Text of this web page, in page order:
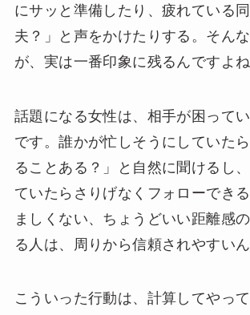
にサッと準備したり、疲れている
夫？」と声をかけたりする。そん
が、実は一番印象に残るんですよね
話題になる女性は、相手が困って
です。誰かが忙しそうにしていた
ることある？」と自然に聞けるし
ていたらさりげなくフォローでき
ましくない、ちょうどいい距離感
る人は、周りから信頼されやすいん
こういった行動は、計算してやっ